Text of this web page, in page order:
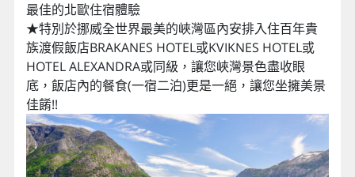
最佳的北歐住宿體驗
★特別於挪威全世界最美的峽灣區內安排入住百年貴
族渡假飯店BRAKANES HOTEL或KVIKNES HOTEL或
HOTEL ALEXANDRA或同級，讓您峽灣景色盡收眼
底，飯店內的餐食(一宿二泊)更是一絕，讓您坐擁美景
佳餚!!